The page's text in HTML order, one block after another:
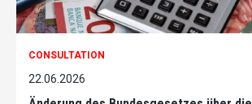
CONSULTATION
22.06.2026